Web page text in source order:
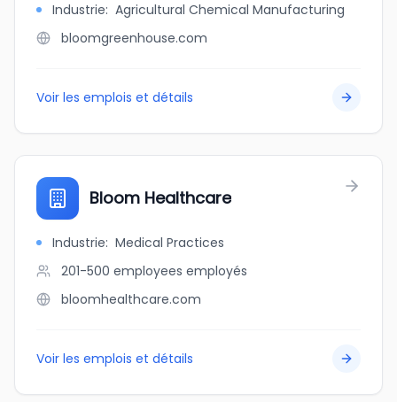
Industrie: Agricultural Chemical Manufacturing
bloomgreenhouse.com
Voir les emplois et détails
Bloom Healthcare
Industrie: Medical Practices
201-500 employees employés
bloomhealthcare.com
Voir les emplois et détails